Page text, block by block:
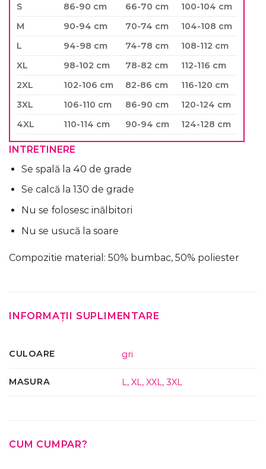
S
86-90 cm 66-70 cm
100-104 cm
M
90-94 cm 70-74 cm
104-108 cm
L
94-98 cm 74-78 cm
108-112 cm
XL
98-102 cm 78-82 cm
112-116 cm
2XL
102-106 cm 82-86 cm
116-120 cm
3XL
106-110 cm 86-90 cm
120-124 cm
4XL
110-114 cm 90-94 cm 124-128 cm
INTRETINERE
Se spală la 40 de grade
Se calcă la 130 de grade
Nu se folosesc inălbitori
Nu se usucă la soare
Compozitie material: 50% bumbac, 50% poliester
INFORMAȚII SUPLIMENTARE
CULOARE gri
MASURA L,XL,XXL,3XL
CUM CUMPAR?